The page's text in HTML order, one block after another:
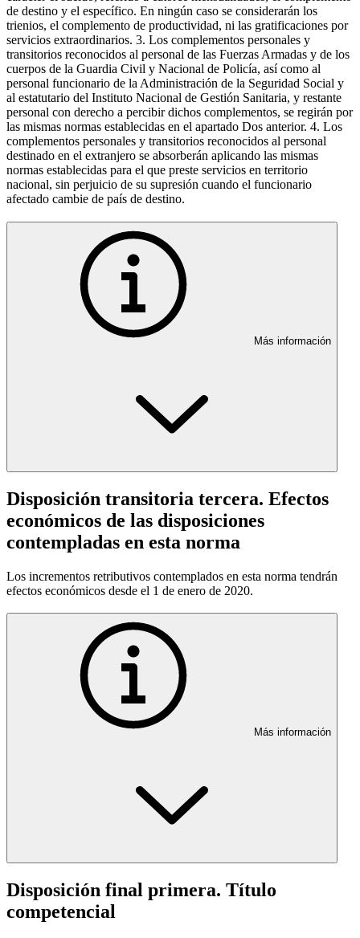
de destino y el específico. En ningún caso se considerarán los
trienios, el complemento de productividad, ni las gratificaciones por
servicios extraordinarios. 3. Los complementos personales y
transitorios reconocidos al personal de las Fuerzas Armadas y de los
cuerpos de la Guardia Civil y Nacional de Policía, así como al
personal funcionario de la Administración de la Seguridad Social y
al estatutario del Instituto Nacional de Gestión Sanitaria, y restante
personal con derecho a percibir dichos complementos, se regirán por
las mismas normas establecidas en el apartado Dos anterior. 4. Los
complementos personales y transitorios reconocidos al personal
destinado en el extranjero se absorberán aplicando las mismas
normas establecidas para el que preste servicios en territorio
nacional, sin perjuicio de su supresión cuando el funcionario
afectado cambie de país de destino.
Más información
Disposición transitoria tercera. Efectos
económicos de las disposiciones
contempladas en esta norma
Los incrementos retributivos contemplados en esta norma tendrán
efectos económicos desde el 1 de enero de 2020.
Más información
Disposición final primera. Título
competencial